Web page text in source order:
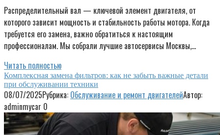
Распределительный вал — ключевой элемент двигателя, от
которого зависит мощность и стабильность работы мотора. Когда
требуется его замена, важно обратиться к настоящим
профессионалам. Мы собрали лучшие автосервисы Москвы,…
Читать полностью
Комплексная замена фильтров: как не забыть важные детали
при обслуживании техники
08/07/2025Рубрика: Обслуживание и ремонт двигателейАвтор:
adminmycar 0